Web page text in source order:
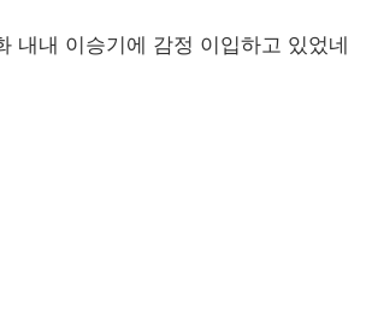
내내 이승기에 감정 이입하고 있었네